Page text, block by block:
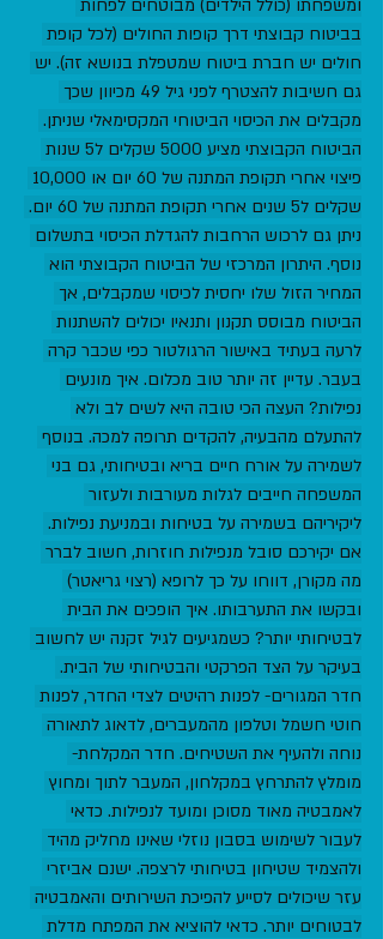
ומשפחתו (כולל הילדים) מבוטחים לפחות
בביטוח קבוצתי דרך קופות החולים (לכל קופת
חולים יש חברת ביטוח שמטפלת בנושא זה). יש
גם חשיבות להצטרף לפני גיל 49 מכיוון שכך
מקבלים את הכיסוי הביטוחי המקסימאלי שניתן.
הביטוח הקבוצתי מציע 5000 שקלים ל5 שנות
שקלים ל5 שנים אחרי תקופת המתנה של 60 יום.
ניתן גם לרכוש הרחבות להגדלת הכיסוי בתשלום
נוסף. היתרון המרכזי של הביטוח הקבוצתי הוא
המחיר הזול שלו יחסית לכיסוי שמקבלים, אך
הביטוח מבוסס תקנון ותנאיו יכולים להשתנות
לרעה בעתיד באישור הרגולטור כפי שכבר קרה
בעבר. עדיין זה יותר טוב מכלום. איך מונעים
נפילות? העצה הכי טובה היא לשים לב ולא
להתעלם מהבעיה, להקדים תרופה למכה. בנוסף
לשמירה על אורח חיים בריא ובטיחותי, גם בני
המשפחה חייבים לגלות מעורבות ולעזור
ליקיריהם בשמירה על בטיחות ובמניעת נפילות.
אם יקירכם סובל מנפילות חוזרות, חשוב לברר
מה מקורן, דווחו על כך לרופא (רצוי גריאטר)
ובקשו את התערבותו. איך הופכים את הבית
לבטיחותי יותר? כשמגיעים לגיל זקנה יש לחשוב
בעיקר על הצד הפרקטי והבטיחותי של הבית.
חדר המגורים- לפנות רהיטים לצדי החדר, לפנות
חוטי חשמל וטלפון מהמעברים, לדאוג לתאורה
נוחה ולהעיף את השטיחים. חדר המקלחת-
מומלץ להתרחץ במקלחון, המעבר לתוך ומחוץ
לאמבטיה מאוד מסוכן ומועד לנפילות. כדאי
לעבור לשימוש בסבון נוזלי שאינו מחליק מהיד
ולהצמיד שטיחון בטיחותי לרצפה. ישנם אביזרי
עזר שיכולים לסייע להפיכת השירותים והאמבטיה
לבטוחים יותר. כדאי להוציא את המפתח מדלת